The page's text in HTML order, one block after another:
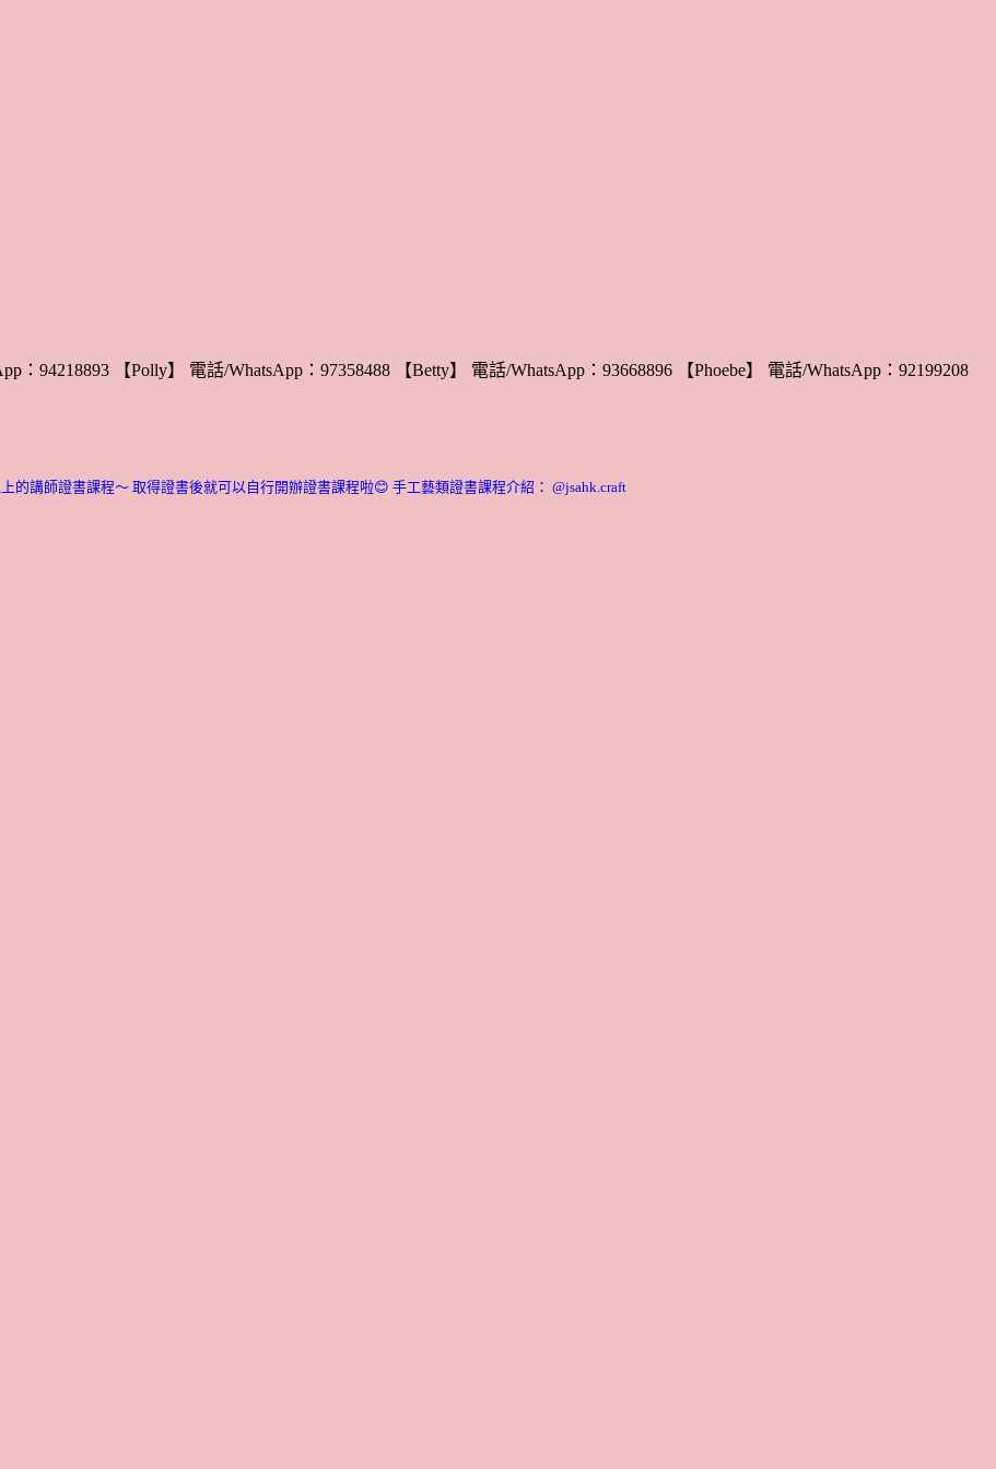
：94218893 【Polly】 電話/WhatsApp：97358488 【Betty】 電話/WhatsApp：93668896 【Phoebe】 電話/WhatsApp：92199208
的講師證書課程～ 取得證書後就可以自行開辦證書課程啦😊 手工藝類證書課程介紹： @jsahk.craft